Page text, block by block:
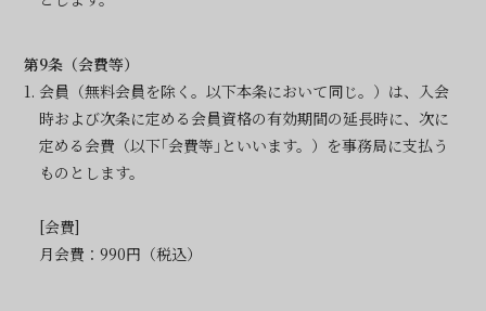
第9条（会費等）
1. 会員（無料会員を除く。以下本条において同じ。）は、入会
時および次条に定める会員資格の有効期間の延長時に、次に
定める会費（以下｢会費等｣といいます。）を事務局に支払う
ものとします。
[会費]
月会費：990円（税込）